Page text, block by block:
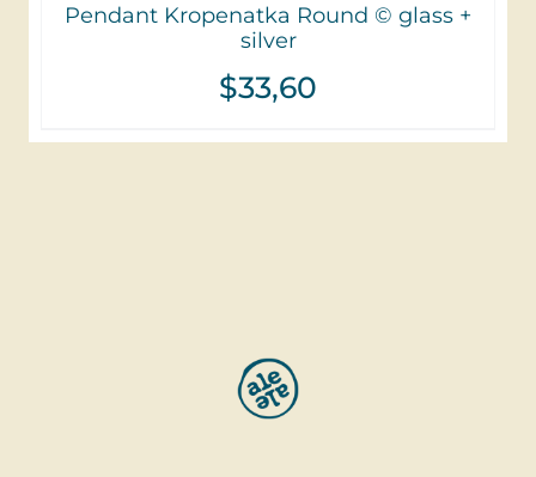
Pendant Kropenatka Round © glass +
silver
$33,60